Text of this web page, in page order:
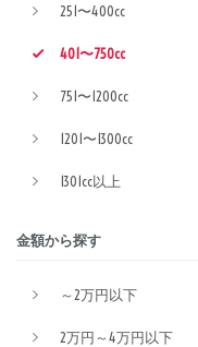
251〜400cc
401〜750cc
751〜1200cc
1201〜1300cc
1301cc以上
金額から探す
～2万円以下
2万円～4万円以下